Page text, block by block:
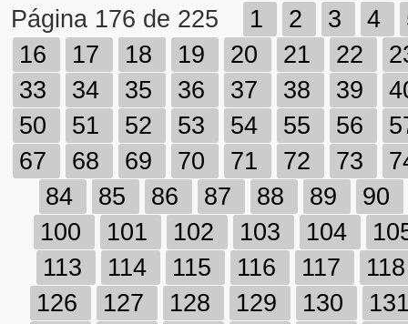
Página 176 de 225 1 2 3 4
16
17 18 19 20 21 22
33
34 35 36 37 38 39
50
51 52 53 54 55 56
67
68 69 70 71 72 73
84
85 86 87 88 89
90
100
101 102 103 104
113
114 115 116 117
126
127 128 129 130